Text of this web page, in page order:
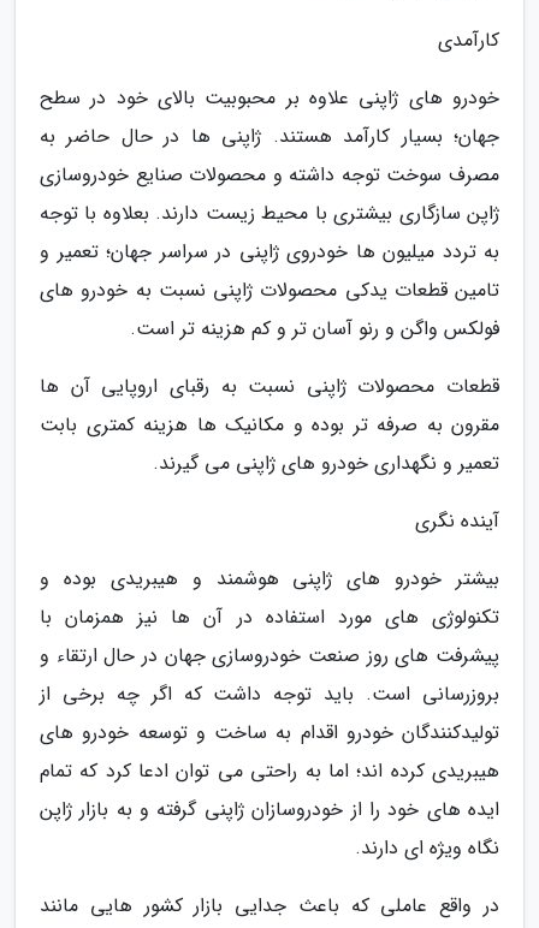
کارآمدی
خودرو های ژاپنی علاوه بر محبوبیت بالای خود در سطح
جهان؛ بسیار کارآمد هستند. ژاپنی ها در حال حاضر به
مصرف سوخت توجه داشته و محصولات صنایع خودروسازی
ژاپن سازگاری بیشتری با محیط زیست دارند. بعلاوه با توجه
به تردد میلیون ها خودروی ژاپنی در سراسر جهان؛ تعمیر و
تامین قطعات یدکی محصولات ژاپنی نسبت به خودرو های
فولکس واگن و رنو آسان تر و کم هزینه تر است.
قطعات محصولات ژاپنی نسبت به رقبای اروپایی آن ها
مقرون به صرفه تر بوده و مکانیک ها هزینه کمتری بابت
تعمیر و نگهداری خودرو های ژاپنی می گیرند.
آینده نگری
بیشتر خودرو های ژاپنی هوشمند و هیبریدی بوده و
تکنولوژی های مورد استفاده در آن ها نیز همزمان با
پیشرفت های روز صنعت خودروسازی جهان در حال ارتقاء و
بروزرسانی است. باید توجه داشت که اگر چه برخی از
تولیدکنندگان خودرو اقدام به ساخت و توسعه خودرو های
هیبریدی کرده اند؛ اما به راحتی می توان ادعا کرد که تمام
ایده های خود را از خودروسازان ژاپنی گرفته و به بازار ژاپن
نگاه ویژه ای دارند.
در واقع عاملی که باعث جدایی بازار کشور هایی مانند